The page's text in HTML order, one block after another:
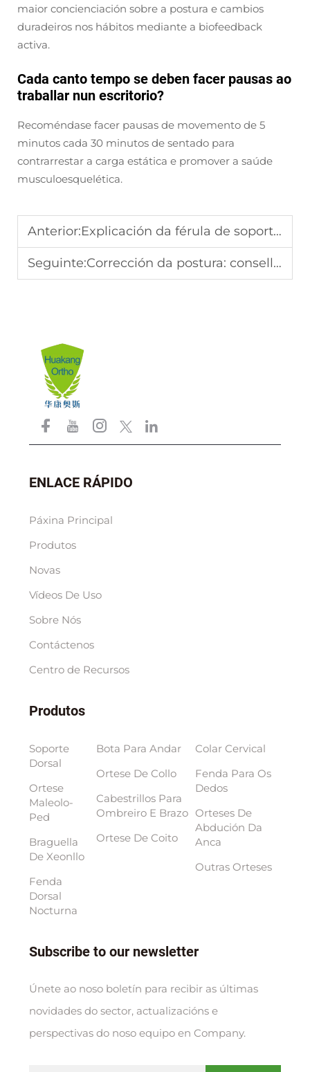
maior concienciación sobre a postura e cambios
duradeiros nos hábitos mediante a biofeedback
activa.
Cada canto tempo se deben facer pausas ao
traballar nun escritorio?
Recoméndase facer pausas de movemento de 5
minutos cada 30 minutos de sentado para
contrarrestar a carga estática e promover a saúde
musculoesquelética.
Anterior:Explicación da férula de soporte lombar: beneficios clave
Seguinte:Corrección da postura: consellos para investir en 2026
ENLACE RÁPIDO
Páxina Principal
Produtos
Novas
Vídeos De Uso
Sobre Nós
Contáctenos
Centro de Recursos
Produtos
Soporte
Dorsal
Ortese
Maleolo-
Ped
Braguella
De Xeonllo
Fenda
Dorsal
Nocturna
Bota Para Andar
Ortese De Collo
Cabestrillos Para
Ombreiro E Brazo
Ortese De Coito
Colar Cervical
Fenda Para Os
Dedos
Orteses De
Abdución Da
Anca
Outras Orteses
Subscribe to our newsletter
Únete ao noso boletín para recibir as últimas
novidades do sector, actualizacións e
perspectivas do noso equipo en Company.